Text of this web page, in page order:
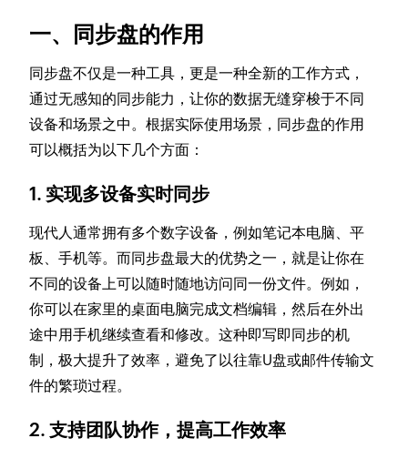
一、同步盘的作用
同步盘不仅是一种工具，更是一种全新的工作方式，
通过无感知的同步能力，让你的数据无缝穿梭于不同
设备和场景之中。根据实际使用场景，同步盘的作用
可以概括为以下几个方面：
1. 实现多设备实时同步
现代人通常拥有多个数字设备，例如笔记本电脑、平
板、手机等。而同步盘最大的优势之一，就是让你在
不同的设备上可以随时随地访问同一份文件。例如，
你可以在家里的桌面电脑完成文档编辑，然后在外出
途中用手机继续查看和修改。这种即写即同步的机
制，极大提升了效率，避免了以往靠U盘或邮件传输文
件的繁琐过程。
2. 支持团队协作，提高工作效率